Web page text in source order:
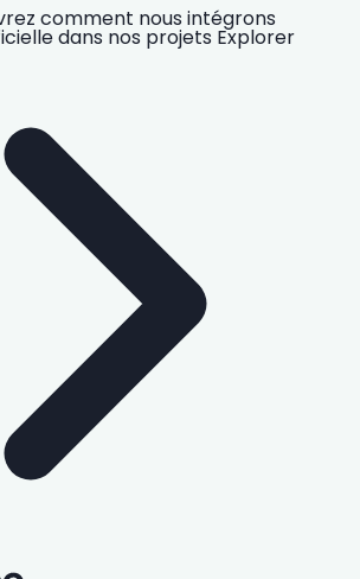
comment nous intégrons
dans nos projets Explorer